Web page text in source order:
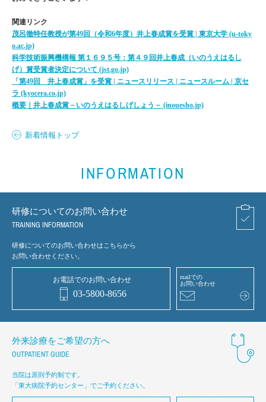
関連リンク
茂呂徹特任教授が第49回（令和6年度）井上春成賞を受賞 | 東京大学 (u-toky
o.ac.jp)
科学技術振興機構報 第１６９５号：第４９回井上春成（いのうえはるし
げ）賞受賞者決定について (jst.go.jp)
「第49回 井上春成賞」を受賞 | ニュースリリース | ニュースルーム | 京セ
ラ (kyocera.co.jp)
概要｜井上春成賞－いのうえはるしげしょう－ (inouesho.jp)
新着情報トップ
INFORMATION
研修についてのお問い合わせ
TRAINING INFORMATION
研修についてのお問い合わせはこちらから
お問い合わせください。
お電話でのお問い合わせ
03-5800-8656
mailでの
お問い合わせ
外来診療をご希望の方へ
OUTPATIENT GUIDE
当院は原則予約制です。
「東大病院予約センター」でご予約ください。